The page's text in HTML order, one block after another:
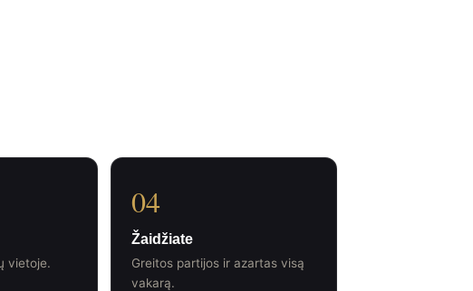
vietoje.
04
Žaidžiate
Greitos partijos ir azartas visą
vakarą.